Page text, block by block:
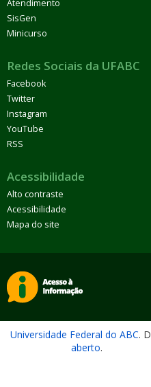
Atendimento
SisGen
Minicurso
Redes Sociais da UFABC
Facebook
Twitter
Instagram
YouTube
RSS
Acessibilidade
Alto contraste
Acessibilidade
Mapa do site
Universidade Federal do ABC.
aberto.